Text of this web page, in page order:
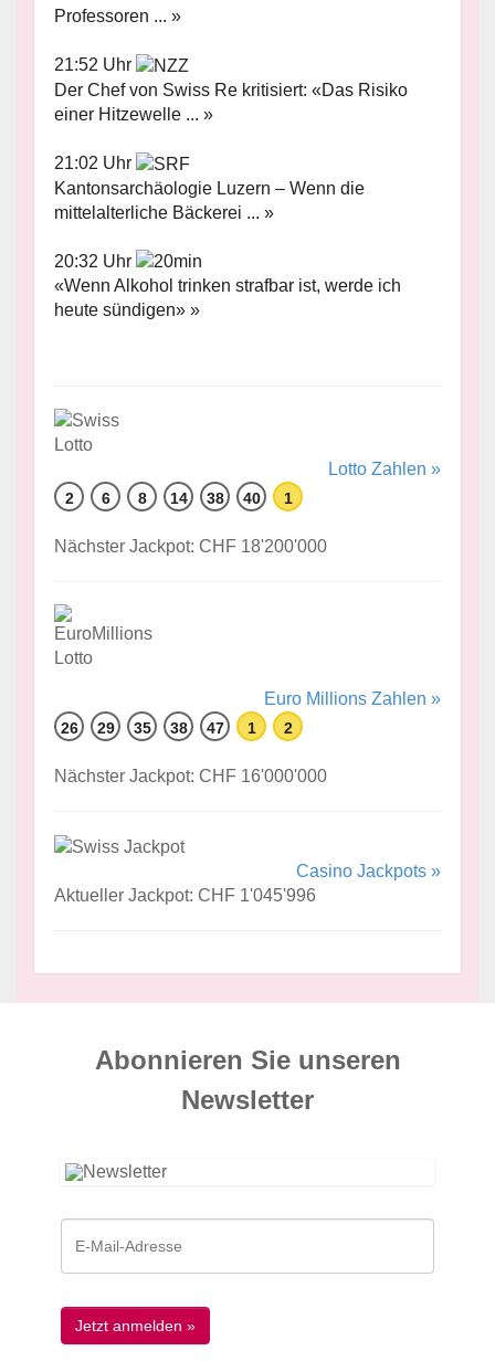
Professoren ... »
21:52 Uhr
Der Chef von Swiss Re kritisiert: «Das Risiko
einer Hitzewelle ... »
21:02 Uhr
Kantonsarchäologie Luzern – Wenn die
mittelalterliche Bäckerei ... »
20:32 Uhr
«Wenn Alkohol trinken strafbar ist, werde ich
heute sündigen» »
Lotto Zahlen »
2 6 8 14 38 40 1
Nächster Jackpot: CHF 18'200'000
Euro Millions Zahlen »
26 29 35 38 47 1 2
Nächster Jackpot: CHF 16'000'000
Casino Jackpots »
Aktueller Jackpot: CHF 1'045'996
Abonnieren Sie unseren
News­letter